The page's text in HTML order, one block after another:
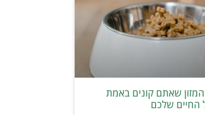
שאתם קונים באמת
החיים שלכם